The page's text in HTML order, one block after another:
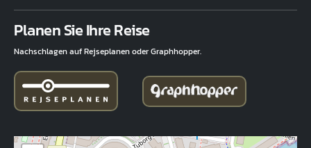
Planen Sie Ihre Reise
Nachschlagen auf Rejseplanen oder Graphhopper.